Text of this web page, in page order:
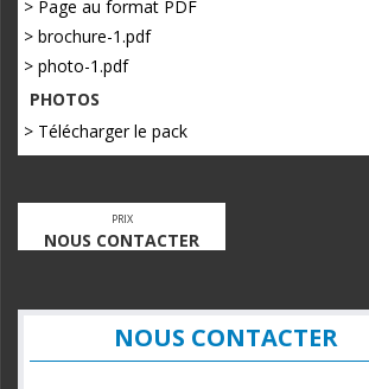
> Page au format PDF
> brochure-1.pdf
> photo-1.pdf
PHOTOS
> Télécharger le pack
PRIX
NOUS CONTACTER
NOUS CONTACTER